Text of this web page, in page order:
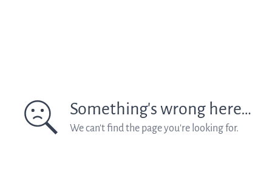
Something's wrong here…
We can't find the page you're looking for.